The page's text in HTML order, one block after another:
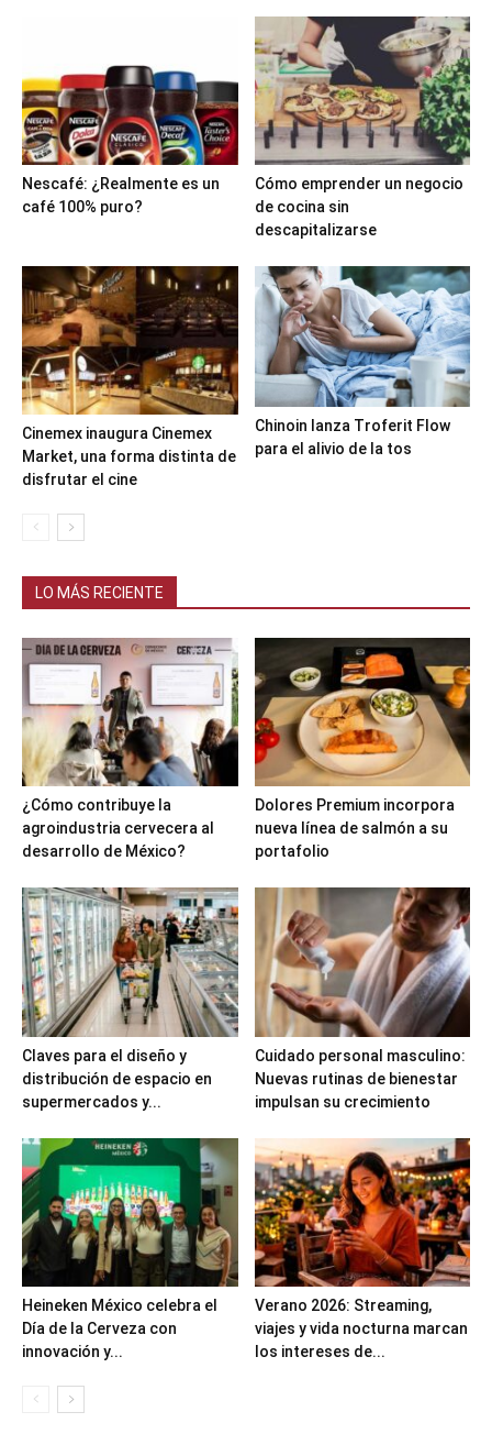
Nescafé: ¿Realmente es un
café 100% puro?
Cómo emprender un negocio
de cocina sin
descapitalizarse
Cinemex inaugura Cinemex
Market, una forma distinta de
disfrutar el cine
Chinoin lanza Troferit Flow
para el alivio de la tos
LO MÁS RECIENTE
¿Cómo contribuye la
agroindustria cervecera al
desarrollo de México?
Dolores Premium incorpora
nueva línea de salmón a su
portafolio
Claves para el diseño y
distribución de espacio en
supermercados y...
Cuidado personal masculino:
Nuevas rutinas de bienestar
impulsan su crecimiento
Heineken México celebra el
Día de la Cerveza con
innovación y...
Verano 2026: Streaming,
viajes y vida nocturna marcan
los intereses de...